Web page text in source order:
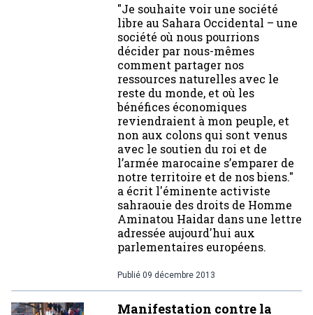
"Je souhaite voir une société
libre au Sahara Occidental – une
société où nous pourrions
décider par nous-mêmes
comment partager nos
ressources naturelles avec le
reste du monde, et où les
bénéfices économiques
reviendraient à mon peuple, et
non aux colons qui sont venus
avec le soutien du roi et de
l’armée marocaine s’emparer de
notre territoire et de nos biens."
a écrit l'éminente activiste
sahraouie des droits de Homme
Aminatou Haidar dans une lettre
adressée aujourd'hui aux
parlementaires européens.
Publié 09 décembre 2013
Manifestation contre la